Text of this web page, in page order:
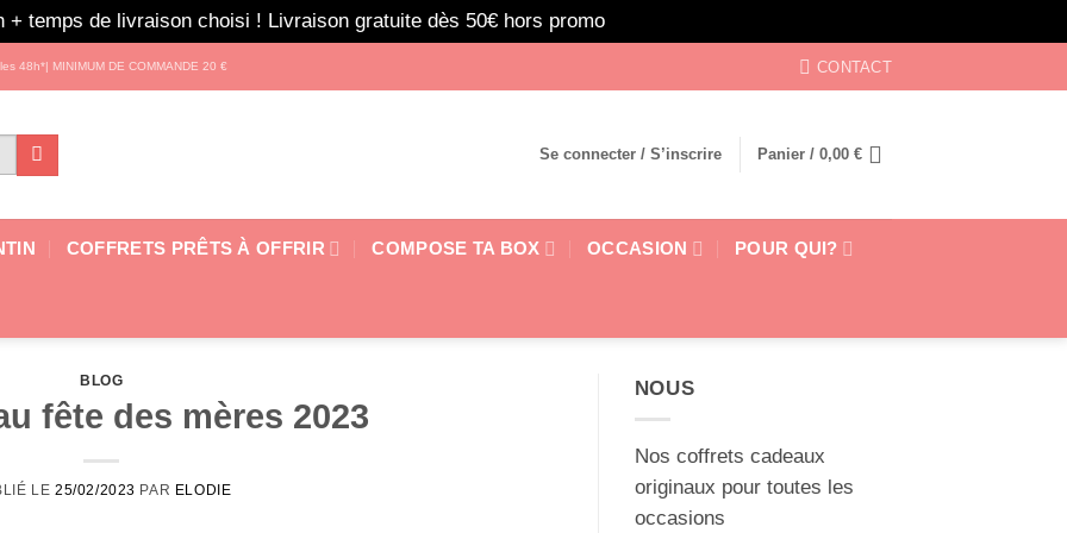
+ temps de livraison choisi ! Livraison gratuite dès 50€ hors promo
48h*| MINIMUM DE COMMANDE 20 € CONTACT
Se connecter / S’inscrire Panier / 0,00 €
COFFRETS PRÊTS À OFFRIR COMPOSE TA BOX OCCASION POUR QUI?
BLOG
fête des mères 2023
LE 25/02/2023 PAR ELODIE
NOUS
Nos coffrets cadeaux
originaux pour toutes les
occasions